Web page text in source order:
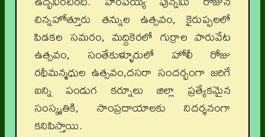
చిన్నహోత్తూరు తన్నుల ఉత్సవం, కైరుప్పలలో
పిడకల సమరం, మద్దికెరలో గుర్రాల పారువేట
ఉత్సవం, సంతేకుళ్ళూరులో హోలీ రోజు
రథీమన్మధుల ఉత్సవం,దసరా సందర్భంగా జరిగే
బన్ని పండుగ కర్నూలు జిల్లా ప్రత్యేకమైన
సంస్కృతికి, సాంప్రదాయాలకు నిదర్శనంగా
కనిపిస్తాయి.